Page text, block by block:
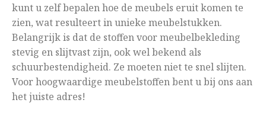
kunt u zelf bepalen hoe de meubels eruit komen te
zien, wat resulteert in unieke meubelstukken.
Belangrijk is dat de stoffen voor meubelbekleding
stevig en slijtvast zijn, ook wel bekend als
schuurbestendigheid. Ze moeten niet te snel slijten.
Voor hoogwaardige meubelstoffen bent u bij ons aan
het juiste adres!